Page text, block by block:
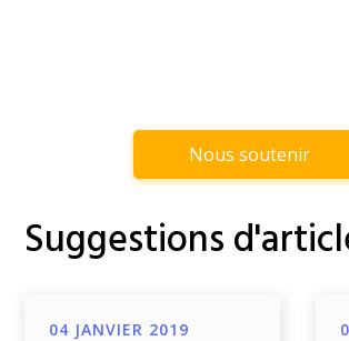
Nous soutenir
Suggestions
04 JANVIER 2019